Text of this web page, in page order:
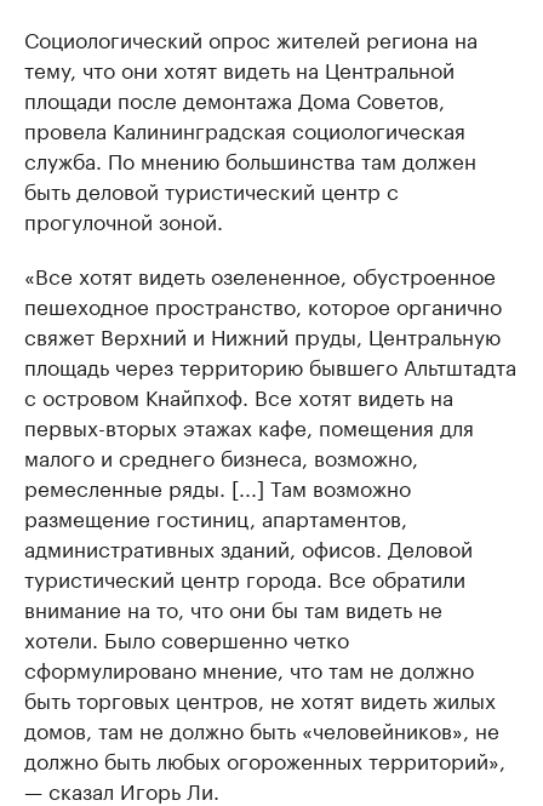
Социологический опрос жителей региона на
тему, что они хотят видеть на Центральной
площади после демонтажа Дома Советов,
провела Калининградская социологическая
служба. По мнению большинства там должен
быть деловой туристический центр с
прогулочной зоной.
«Все хотят видеть озелененное, обустроенное
пешеходное пространство, которое органично
свяжет Верхний и Нижний пруды, Центральную
площадь через территорию бывшего Альтштадта
с островом Кнайпхоф. Все хотят видеть на
первых-вторых этажах кафе, помещения для
малого и среднего бизнеса, возможно,
ремесленные ряды. [...] Там возможно
размещение гостиниц, апартаментов,
административных зданий, офисов. Деловой
туристический центр города. Все обратили
внимание на то, что они бы там видеть не
хотели. Было совершенно четко
сформулировано мнение, что там не должно
быть торговых центров, не хотят видеть жилых
домов, там не должно быть «человейников», не
должно быть любых огороженных территорий»,
— сказал Игорь Ли.